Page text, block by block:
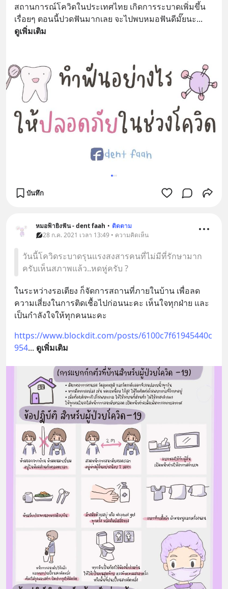
สถานการณ์โควิดในประเทศไทย เกิดการระบาดเพิ่มขึ้น
เรื่อยๆ ตอนนี้ปวดฟันมากเลย จะไปพบหมอฟันดีมั๊ยนะ...
ดูเพิ่มเติม
บันทึก
หมอฟ้ายิงฟัน - dent faah • ติดตาม
28 ก.ค. 2021 เวลา 13:49 • ความคิดเห็น
วันนี้โควิดระบาดรุนแรงสงสารคนที่ไม่มีที่รักษามาก
ครับเห็นสภาพแล้ว..หดหู่ครับ ?
ในระหว่างรอเตียง ก็จัดการสถานที่ภายในบ้าน เพื่อลด
ความเสี่ยงในการติดเชื้อไปก่อนนะคะ เห็นใจทุกฝ่าย และ
เป็นกำลังใจให้ทุกคนนะคะ
https://www.blockdit.com/posts/6100c7f61945440c
954... ดูเพิ่มเติม